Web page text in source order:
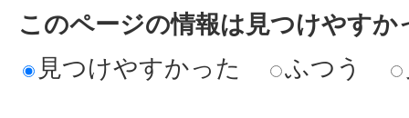
このページの情報は見つけやすか
見つけやすかった
ふつう